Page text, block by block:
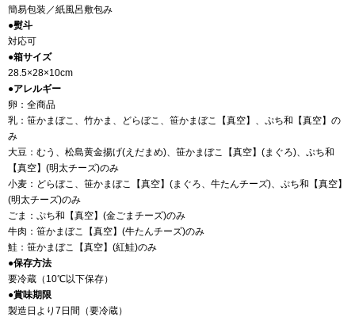
簡易包装／紙風呂敷包み
●熨斗
対応可
●箱サイズ
28.5×28×10cm
●アレルギー
卵：全商品
乳：笹かまぼこ、竹かま、どらぼこ、笹かまぼこ【真空】、ぷち和【真空】の
み
大豆：むう、松島黄金揚げ(えだまめ)、笹かまぼこ【真空】(まぐろ)、ぷち和
【真空】(明太チーズ)のみ
小麦：どらぼこ、笹かまぼこ【真空】(まぐろ、牛たんチーズ)、ぷち和【真空】
(明太チーズ)のみ
ごま：ぷち和【真空】(金ごまチーズ)のみ
牛肉：笹かまぼこ【真空】(牛たんチーズ)のみ
鮭：笹かまぼこ【真空】(紅鮭)のみ
●保存方法
要冷蔵（10℃以下保存）
●賞味期限
製造日より7日間（要冷蔵）